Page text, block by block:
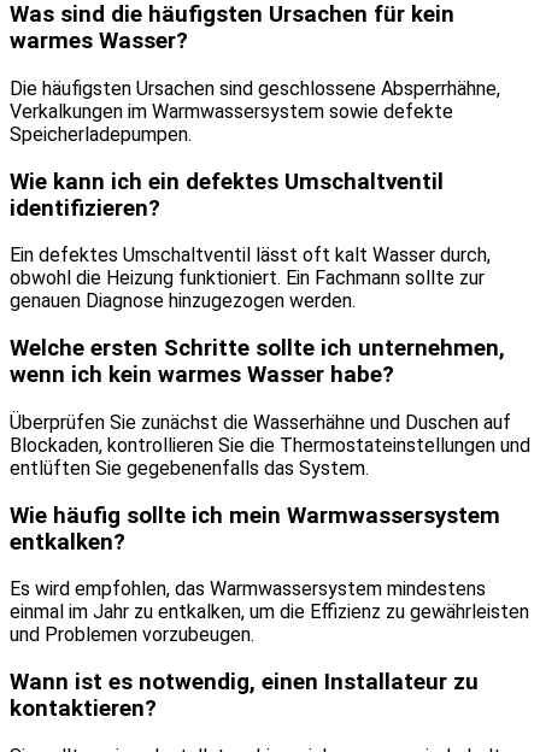
Was sind die häufigsten Ursachen für kein
warmes Wasser?
Die häufigsten Ursachen sind geschlossene Absperrhähne,
Verkalkungen im Warmwassersystem sowie defekte
Speicherladepumpen.
Wie kann ich ein defektes Umschaltventil
identifizieren?
Ein defektes Umschaltventil lässt oft kalt Wasser durch,
obwohl die Heizung funktioniert. Ein Fachmann sollte zur
genauen Diagnose hinzugezogen werden.
Welche ersten Schritte sollte ich unternehmen,
wenn ich kein warmes Wasser habe?
Überprüfen Sie zunächst die Wasserhähne und Duschen auf
Blockaden, kontrollieren Sie die Thermostateinstellungen und
entlüften Sie gegebenenfalls das System.
Wie häufig sollte ich mein Warmwassersystem
entkalken?
Es wird empfohlen, das Warmwassersystem mindestens
einmal im Jahr zu entkalken, um die Effizienz zu gewährleisten
und Problemen vorzubeugen.
Wann ist es notwendig, einen Installateur zu
kontaktieren?